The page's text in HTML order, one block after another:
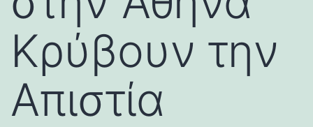
Κρύβουν την
Απιστία